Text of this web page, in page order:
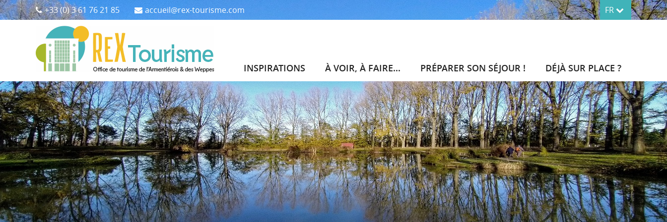
+33 (0) 3 61 76 21 85 accueil@rex-tourisme.com FR
INSPIRATIONS À VOIR, À FAIRE... PRÉPARER SON SÉJOUR ! DÉJÀ SUR PLACE ?